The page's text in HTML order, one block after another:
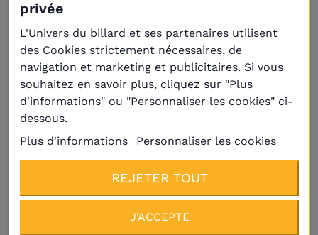
privée
L'Univers du billard et ses partenaires utilisent
des Cookies strictement nécessaires, de
navigation et marketing et publicitaires. Si vous
souhaitez en savoir plus, cliquez sur "Plus
d'informations" ou "Personnaliser les cookies" ci-
dessous.
Plus d'informations
Personnaliser les cookies
REJETER TOUT
J'ACCEPTE